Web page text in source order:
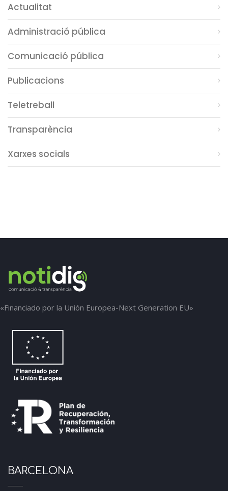
Actualitat
Administració pública
Comunicació pública
Publicacions
Teletreball
Transparència
Xarxes socials
«Financiado por la Unión Europea-Next Generation EU»
BARCELONA